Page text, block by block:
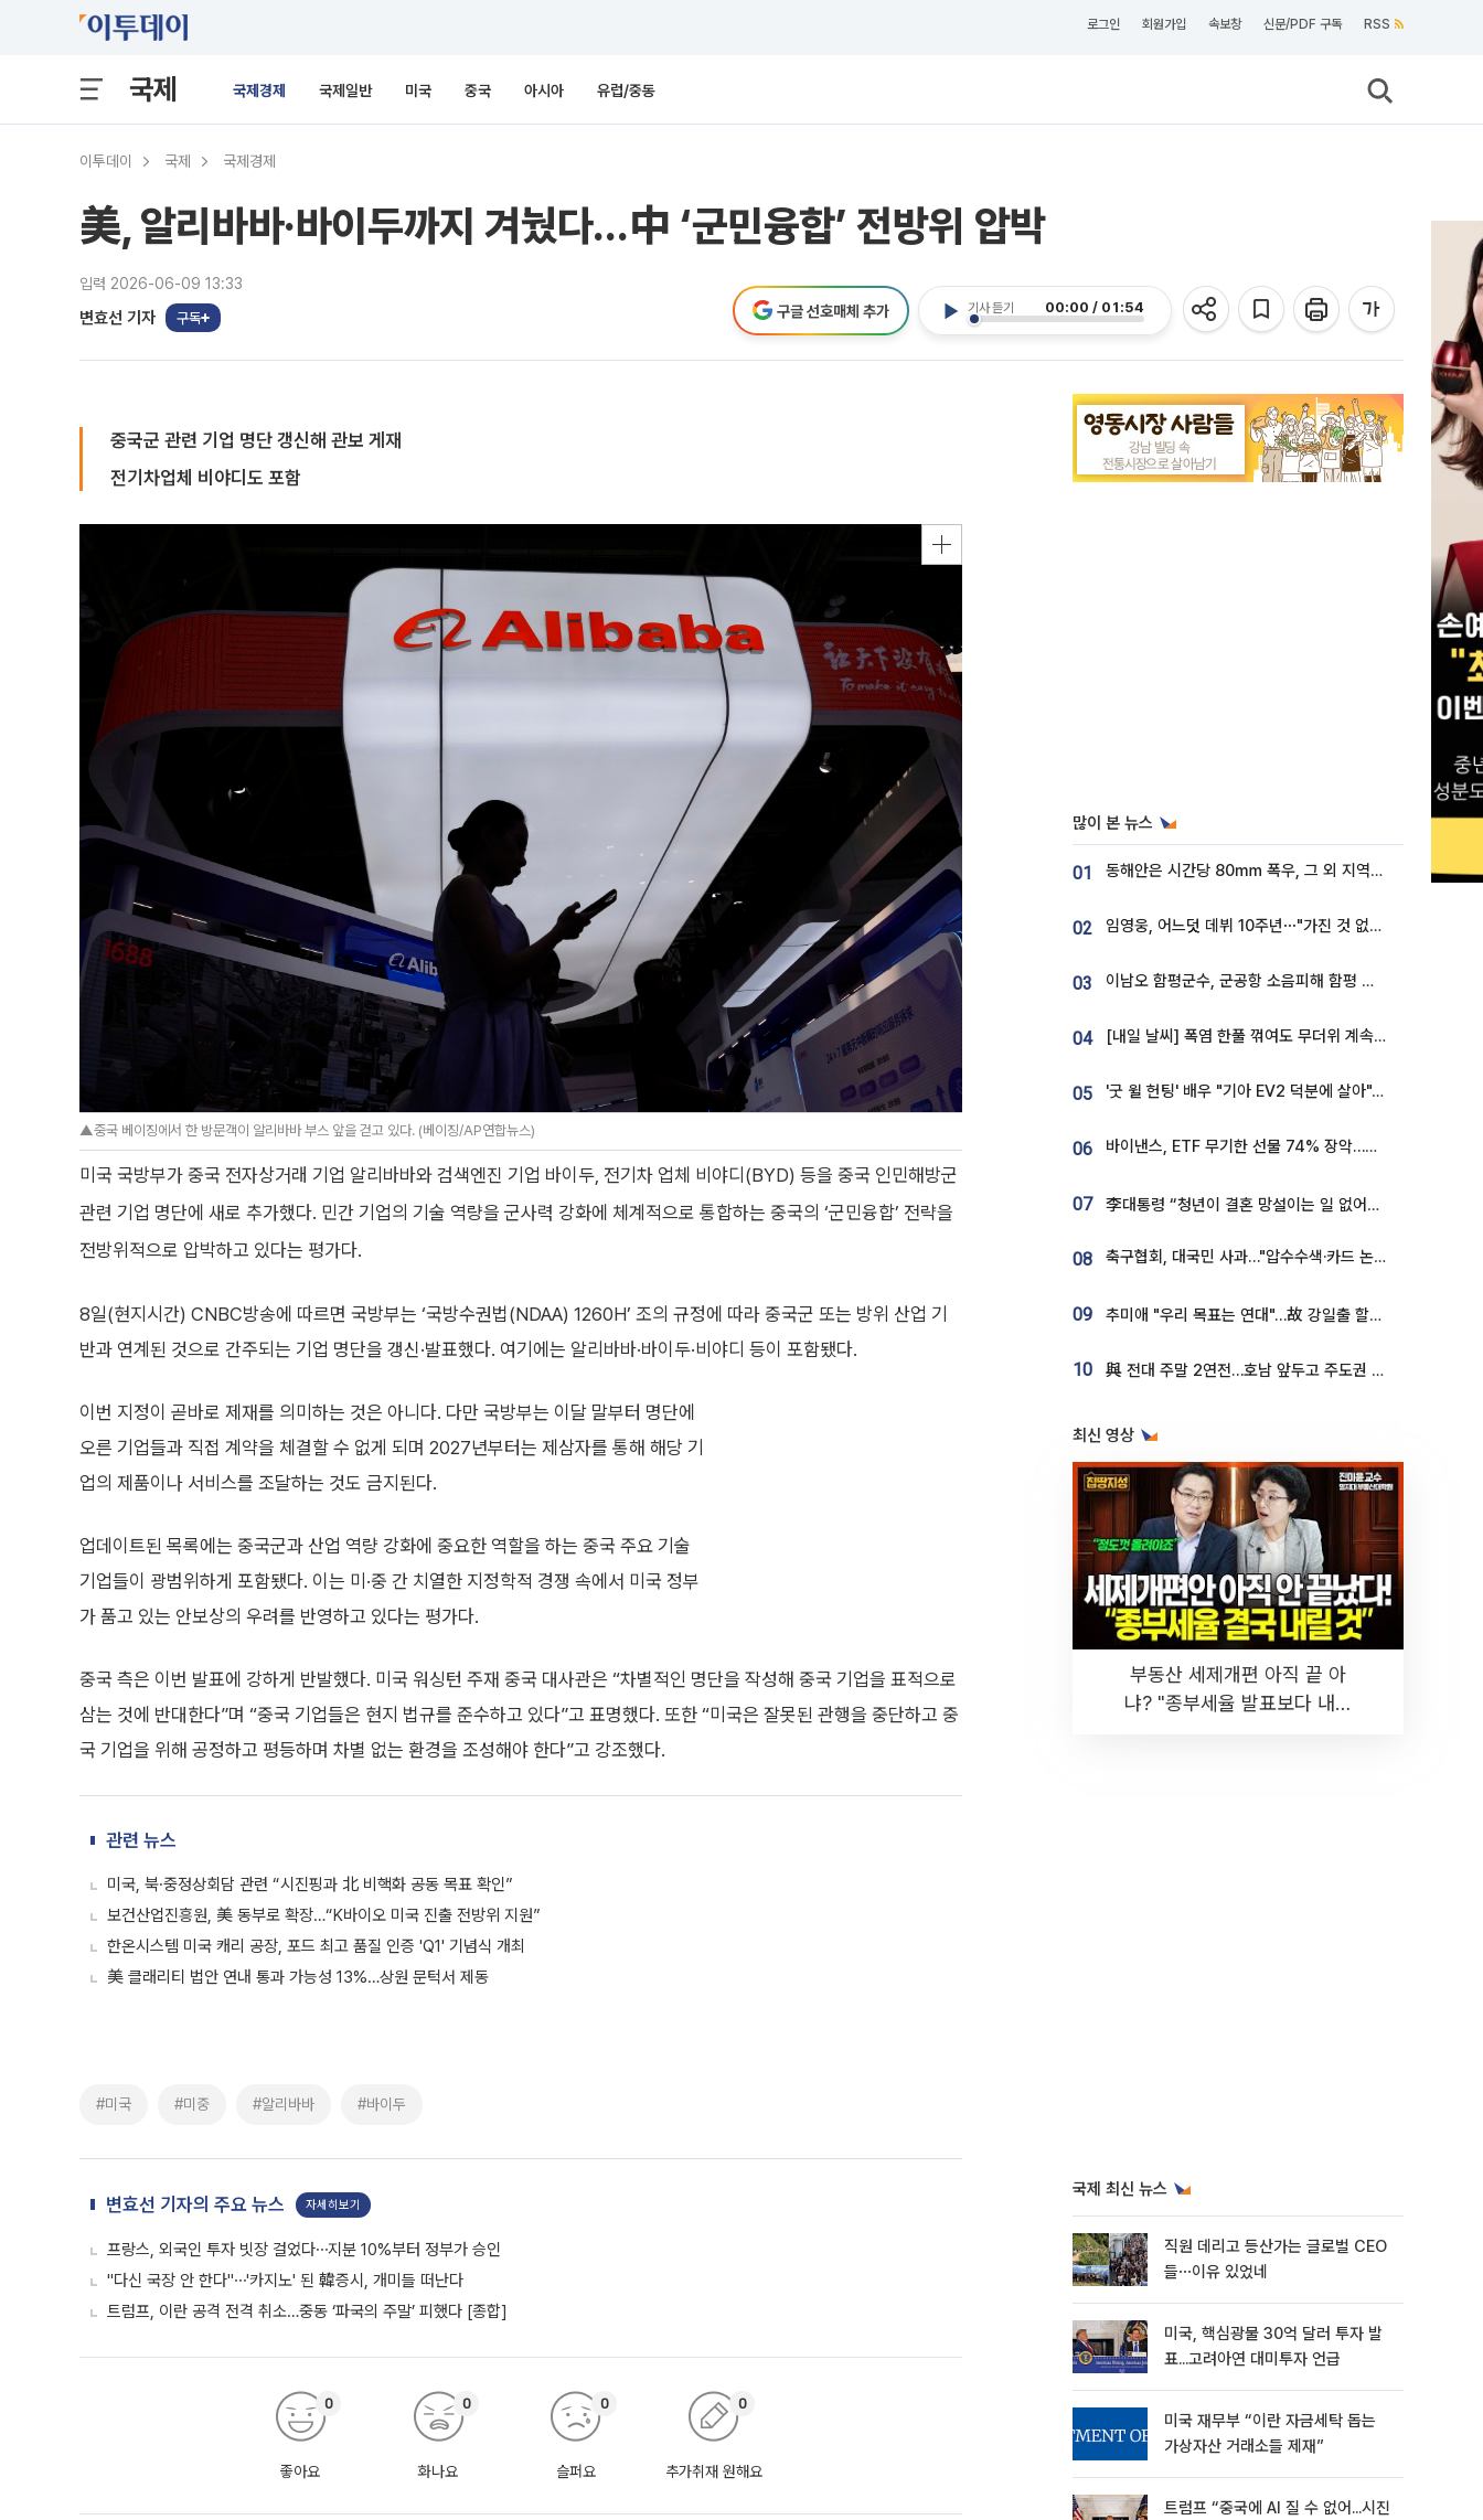
로그인 회원가입 속보창 신문/PDF 구독 RSS
국제 국제경제 국제일반 미국 중국 아시아 유럽/중동
이투데이 국제 국제경제
美, 알리바바·바이두까지 겨눴다…中 ‘군민융합’ 전방위 압박
입력 2026-06-09 13:33
변효선 기자 구독
기사 듣기 00:00 / 01:54
구글 선호매체 추가
중국군 관련 기업 명단 갱신해 관보 게재
전기차업체 비야디도 포함
▲중국 베이징에서 한 방문객이 알리바바 부스 앞을 걷고 있다. (베이징/AP연합뉴스)
미국 국방부가 중국 전자상거래 기업 알리바바와 검색엔진 기업 바이두, 전기차 업체 비야디(BYD) 등을 중국 인민해방군
관련 기업 명단에 새로 추가했다. 민간 기업의 기술 역량을 군사력 강화에 체계적으로 통합하는 중국의 ‘군민융합’ 전략을
전방위적으로 압박하고 있다는 평가다.
8일(현지시간) CNBC방송에 따르면 국방부는 ‘국방수권법(NDAA) 1260H’ 조의 규정에 따라 중국군 또는 방위 산업 기
반과 연계된 것으로 간주되는 기업 명단을 갱신·발표했다. 여기에는 알리바바·바이두·비야디 등이 포함됐다.
이번 지정이 곧바로 제재를 의미하는 것은 아니다. 다만 국방부는 이달 말부터 명단에
오른 기업들과 직접 계약을 체결할 수 없게 되며 2027년부터는 제삼자를 통해 해당 기
업의 제품이나 서비스를 조달하는 것도 금지된다.
업데이트된 목록에는 중국군과 산업 역량 강화에 중요한 역할을 하는 중국 주요 기술
기업들이 광범위하게 포함됐다. 이는 미·중 간 치열한 지정학적 경쟁 속에서 미국 정부
가 품고 있는 안보상의 우려를 반영하고 있다는 평가다.
중국 측은 이번 발표에 강하게 반발했다. 미국 워싱턴 주재 중국 대사관은 “차별적인 명단을 작성해 중국 기업을 표적으로
삼는 것에 반대한다”며 “중국 기업들은 현지 법규를 준수하고 있다”고 표명했다. 또한 “미국은 잘못된 관행을 중단하고 중
국 기업을 위해 공정하고 평등하며 차별 없는 환경을 조성해야 한다”고 강조했다.
관련 뉴스
미국, 북·중정상회담 관련 “시진핑과 北 비핵화 공동 목표 확인”
보건산업진흥원, 美 동부로 확장…“K바이오 미국 진출 전방위 지원”
한온시스템 미국 캐리 공장, 포드 최고 품질 인증 'Q1' 기념식 개최
美 클래리티 법안 연내 통과 가능성 13%…상원 문턱서 제동
#미국 #미중 #알리바바 #바이두
변효선 기자의 주요 뉴스 자세히보기
프랑스, 외국인 투자 빗장 걸었다⋯지분 10%부터 정부가 승인
"다신 국장 안 한다"⋯'카지노' 된 韓증시, 개미들 떠난다
트럼프, 이란 공격 전격 취소…중동 ‘파국의 주말’ 피했다 [종합]
좋아요
0
화나요
0
슬퍼요
0
추가취재 원해요
0
많이 본 뉴스
01 동해안은 시간당 80㎜ 폭우, 그 외 지역은 폭염…‘극과 극 날씨’
02 임영웅, 어느덧 데뷔 10주년⋯"가진 것 없던 시절, 내 앞엔 20명의 팬뿐"
03 이남오 함평군수, 군공항 소음피해 함평 보상 요구
04 [내일 날씨] 폭염 한풀 꺾여도 무더위 계속⋯동해안 이틀 연속 비
05 '굿 윌 헌팅' 배우 "기아 EV2 덕분에 살아"…교통사고 후 안전성 극찬
06 바이낸스, ETF 무기한 선물 74% 장악…한국 레버리지 ETF 거래 급증 [e가상자산]
07 李대통령 “청년이 결혼 망설이는 일 없어야...제도상 불이익 조사”
08 축구협회, 대국민 사과…"압수수색·카드 논란 사죄, 강도 높은 쇄신"
09 추미애 "우리 목표는 연대"…故 강일출 할머니 흉상 제막
10 與 전대 주말 2연전…호남 앞두고 주도권 다툼
최신 영상
부동산 세제개편 아직 끝 아
냐? "종부세율 발표보다 내릴
국제 최신 뉴스
직원 데리고 등산가는 글로벌 CEO
들⋯이유 있었네
미국, 핵심광물 30억 달러 투자 발
표...고려아연 대미투자 언급
미국 재무부 “이란 자금세탁 돕는
가상자산 거래소들 제재”
트럼프 “중국에 AI 질 수 없어...시진